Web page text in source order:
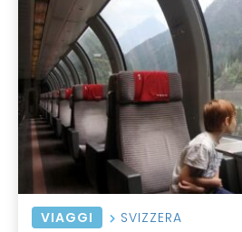
VIAGGI SVIZZERA